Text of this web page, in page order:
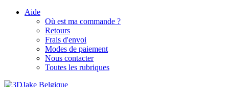
Aide
Où est ma commande ?
Retours
Frais d'envoi
Modes de paiement
Nous contacter
Toutes les rubriques